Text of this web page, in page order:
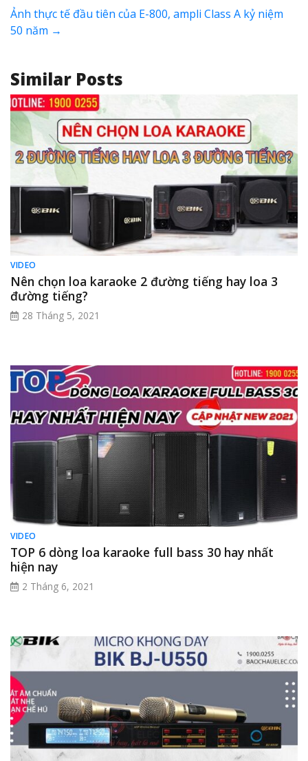
Ảnh thực tế đầu tiên của E-800, ampli Class A kỷ niệm
50 năm →
Similar Posts
VIDEO
Nên chọn loa karaoke 2 đường tiếng hay loa 3
đường tiếng?
28 Tháng 5, 2021
VIDEO
TOP 6 dòng loa karaoke full bass 30 hay nhất
hiện nay
2 Tháng 6, 2021